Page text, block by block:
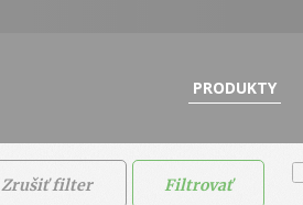
PRODUKTY
Zrušiť filter Filtrovať